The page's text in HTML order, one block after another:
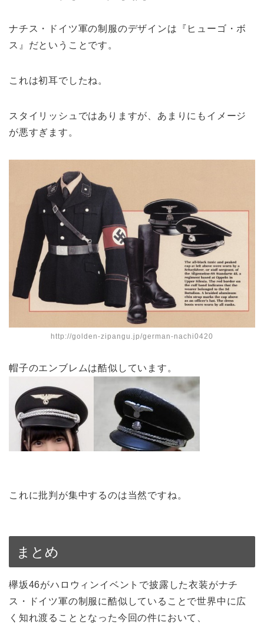
ナチス・ドイツ軍の制服のデザインは『ヒューゴ・ボ
ス』だということです。
これは初耳でしたね。
スタイリッシュではありますが、あまりにもイメージ
が悪すぎます。
http://golden-zipangu.jp/german-nachi0420
帽子のエンブレムは酷似しています。
これに批判が集中するのは当然ですね。
まとめ
欅坂46がハロウィンイベントで披露した衣装がナチ
ス・ドイツ軍の制服に酷似していることで世界中に広
く知れ渡ることとなった今回の件において、